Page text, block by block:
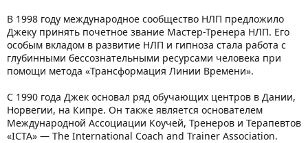
В 1998 году международное сообщество НЛП предложило
Джеку принять почетное звание Мастер-Тренера НЛП. Его
особым вкладом в развитие НЛП и гипноза стала работа с
глубинными бессознательными ресурсами человека при
помощи метода «Трансформация Линии Времени».
С 1990 года Джек основал ряд обучающих центров в Дании,
Норвегии, на Кипре. Он также является основателем
Международной Ассоциации Коучей, Тренеров и Терапевтов
«ICTA» — The International Coach and Trainer Association.